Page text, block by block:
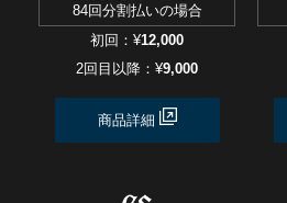
84回分割払いの場合
初回：¥12,000
2回目以降：¥9,000
商品詳細